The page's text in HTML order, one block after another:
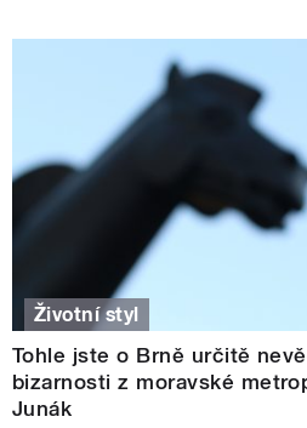
Životní styl
Tohle jste o Brně určitě
bizarnosti z moravské
Junák